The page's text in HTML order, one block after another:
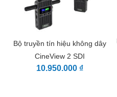
Transmission
17~20dBm
Transmission
Range
4.5Watt
Bộ truyền tín hiệu không dây
CineView 2 SDI
10.950.000 ₫